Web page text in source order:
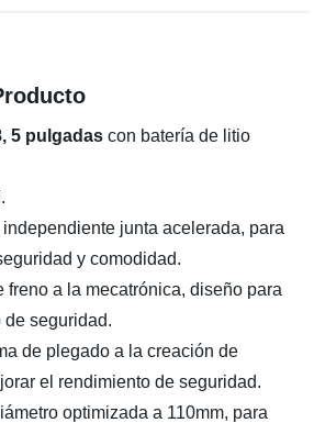
5 pulgadas con batería de litio
junta acelerada, para
y comodidad.
freno a la mecatrónica, diseño para
de seguridad.
de plegado a la creación de
el rendimiento de seguridad.
optimizada a 110mm, para